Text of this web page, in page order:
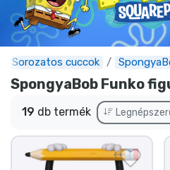
Sorozatos cuccok
SpongyaBob Funko
19 db termék
Akciós ajánlatok
Express szállítás
Előrendelhető cuccok
Outlet cuccok
Ajándékkártya